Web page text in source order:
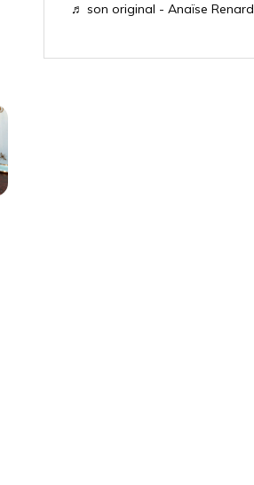
♬ son original - Anaïse Renard